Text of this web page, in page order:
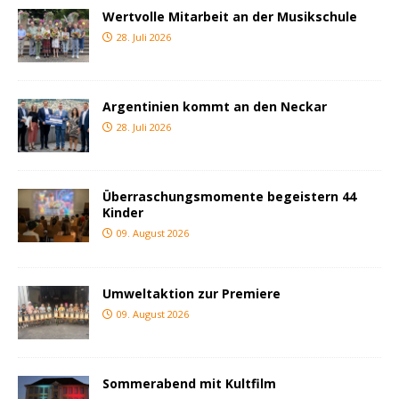
Wertvolle Mitarbeit an der Musikschule
28. Juli 2026
Argentinien kommt an den Neckar
28. Juli 2026
Überraschungsmomente begeistern 44
Kinder
09. August 2026
Umweltaktion zur Premiere
09. August 2026
Sommerabend mit Kultfilm